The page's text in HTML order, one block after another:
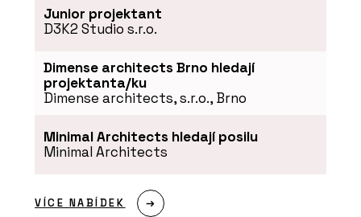
Junior projektant
D3K2 Studio s.r.o.
Dimense architects Brno hledají
projektanta/ku
Dimense architects, s.r.o., Brno
Minimal Architects hledají posilu
Minimal Architects
VÍCE NABÍDEK